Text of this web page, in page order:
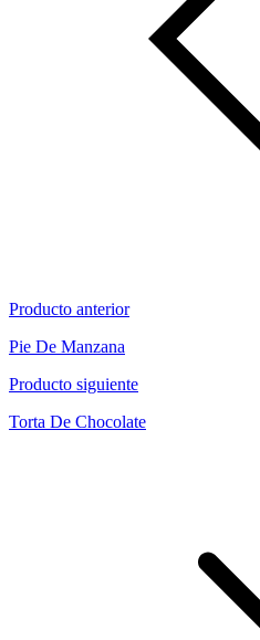
Producto anterior
Pie De Manzana
Producto siguiente
Torta De Chocolate